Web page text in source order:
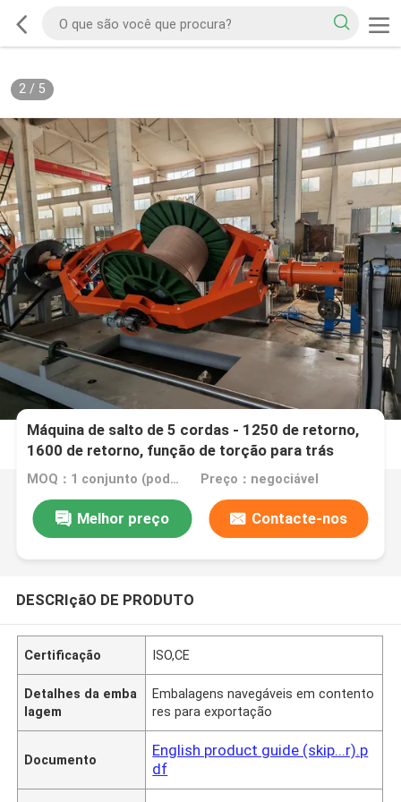
2/ 5
Máquina de salto de 5 cordas - 1250 de retorno,
1600 de retorno, função de torção para trás
MOQ：1 conjunto (poderá ser encomendado separadamente) Preço：negociável
Melhor preço Contacte-nos
DESCRIçãO DE PRODUTO
Certificação ISO,CE
Detalhes da emba
lagem
Embalagens navegáveis em contento
res para exportação
Documento
English product guide (skip...r).p
df